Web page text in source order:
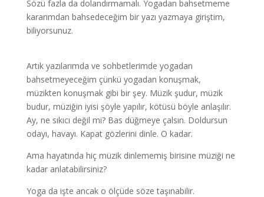
Sözü fazla da dolandırmamalı. Yogadan bahsetmeme
kararımdan bahsedeceğim bir yazı yazmaya giriştim,
biliyorsunuz.
Artık yazılarımda ve sohbetlerimde yogadan
bahsetmeyeceğim çünkü yogadan konuşmak,
müzikten konuşmak gibi bir şey. Müzik şudur, müzik
budur, müziğin iyisi şöyle yapılır, kötüsü böyle anlaşılır.
Ay, ne sıkıcı değil mi? Bas düğmeye çalsın. Doldursun
odayı, havayı. Kapat gözlerini dinle. O kadar.
Ama hayatında hiç müzik dinlememiş birisine müziği ne
kadar anlatabilirsiniz?
Yoga da işte ancak o ölçüde söze taşınabilir.